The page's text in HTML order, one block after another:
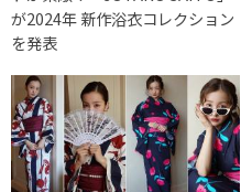
が2024年 新作浴衣コレクション
を発表